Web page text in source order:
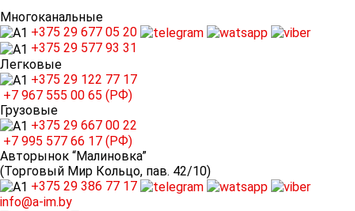
Многоканальные
+375 29 677 05 20
+375 29 577 93 31
Легковые
+375 29 122 77 17
+7 967 555 00 65 (РФ)
Грузовые
+375 29 667 00 22
+7 995 577 66 17 (РФ)
Авторынок “Малиновка”
(Торговый Мир Кольцо, пав. 42/10)
+375 29 386 77 17
info@a-im.by